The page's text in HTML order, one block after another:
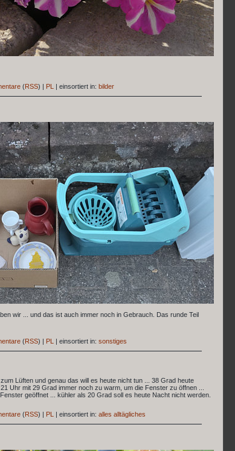
(RSS) | PL | einsortiert in: bilder
wir ... und das ist auch immer noch in Gebrauch. Das runde Teil
(RSS) | PL | einsortiert in: sonstiges
Lüften und genau das will es heute nicht tun ... 38 Grad heute
Uhr mit 29 Grad immer noch zu warm, um die Fenster zu öffnen ...
geöffnet ... kühler als 20 Grad soll es heute Nacht nicht werden.
(RSS) | PL | einsortiert in: alles alltägliches